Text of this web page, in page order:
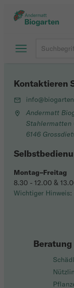
Beratung
Kontaktieren
Andermatt
Stahlermatten
6146
Montag–Freitag
8.30 - 12.00 &
Wichtiger Hinweis: